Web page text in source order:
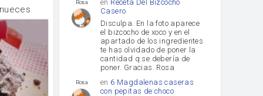
Rosa en Receta Del Bizcocho
Casero
Disculpa. En la foto aparece
el bizcocho de xoco y en el
apartado de los ingredientes
te has olvidado de poner la
cantidad q se debería de
poner. Gracias. Rosa
Rosa en 6 Magdalenas caseras
con pepitas de choco